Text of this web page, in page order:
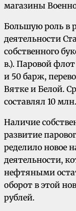
магазины
Большую роль в
деятельности
собственного
в.). Паровой
и 50 барж,
Вятке и Белой.
составлял 10
Наличие
развитие
ределило новое
деятельности,
нефтяными
оборот в этой
рублей.